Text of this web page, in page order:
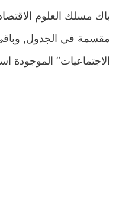
باك مسلك العلوم
مقسمة في الجدول,
الاجتماعيات” الموجودة